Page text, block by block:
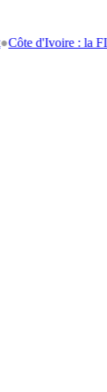
: la FIF tourne la